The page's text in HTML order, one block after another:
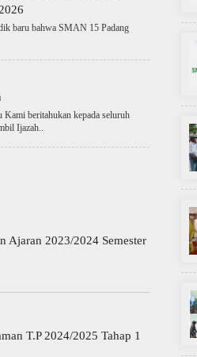
baru bahwa SMAN 15 Padang
Kami beritahukan kepada seluruh
Ijazah..
Ajaran 2023/2024 Semester
T.P 2024/2025 Tahap 1